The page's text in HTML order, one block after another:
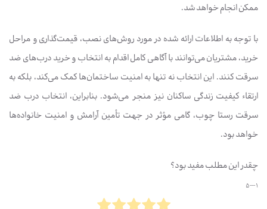
ممکن انجام خواهد شد.
با توجه به اطلاعات ارائه شده در مورد روش‌های نصب، قیمت‌گذاری و مراحل
خرید، مشتریان می‌توانند با آگاهی کامل اقدام به انتخاب و خرید درب‌های ضد
سرقت کنند. این انتخاب نه تنها به امنیت ساختمان‌ها کمک می‌کند، بلکه به
ارتقاء کیفیت زندگی ساکنان نیز منجر می‌شود. بنابراین، انتخاب درب ضد
سرقت رستا چوب، گامی مؤثر در جهت تأمین آرامش و امنیت خانواده‌ها
خواهد بود.
چقدر این مطلب مفید بود؟
1 --- 5